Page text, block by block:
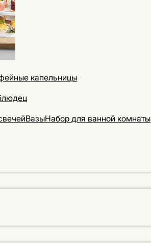
капельницы
ВазыНабор для ванной комнаты